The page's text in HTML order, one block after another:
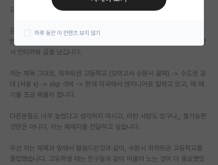
대학원 합격 후기 게시판
연구실(PI) 홍보 게시판
석박사 채용 정보 게시판
임용 정보 게시판
학부 인턴 게시판
임용 후기 게시판
김박사넷에 처음으로 글을 남겨보네요.
김박사넷에는 스펙 좋으신분들이 많네요. 그러다보니, 어린 나이이신데도,
현재의 스펙이 남들보다 뛰어나지 않다고 벌써부터 좌절하는 모습들을 보면
서 안타까워 글을 남깁니다.
저는 제목 그대로, 최하위권 고등학교 (모의고사 수원시 꼴찌) -> 수도권 공
대 (서울 x) -> skp 석박 -> 현재 미국에서 엔지니어로 일하고 있고, 제 얘
기를 조금 해볼까 합니다.
다른분들도 너무 늦었다고 생각하지 마시고, 이런 사람도 있구나,, 불가능한
것만은 아니다, 라는 메세지를 전달하고 싶습니다.
우선 저는 제목과 앞에서 말씀드린것과 같이, 수원시 최하위권 고등학교를
졸업했습니다. 고등학생 때는 친구들과 같이 어울려 노는 것이 더 중요했었
하루 동안 이 컨텐츠 보지 않기